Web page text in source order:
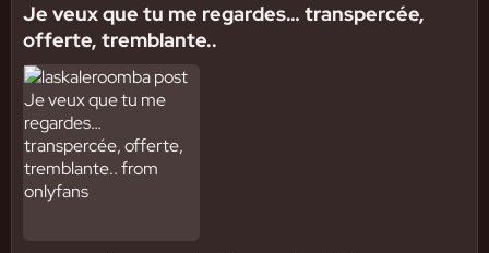
Je veux que tu me regardes… transpercée,
offerte, tremblante..